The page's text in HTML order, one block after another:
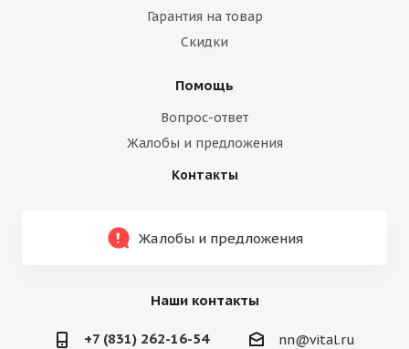
Гарантия на товар
Скидки
Помощь
Вопрос-ответ
Жалобы и предложения
Контакты
Жалобы и предложения
Наши контакты
+7 (831) 262-16-54 nn@vital.ru